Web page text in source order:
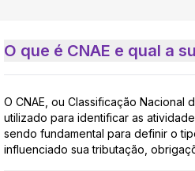
O que é CNAE e qual a
O CNAE, ou Classificação Nacional
utilizado para identificar as
sendo fundamental para definir o
influenciado sua tributação,